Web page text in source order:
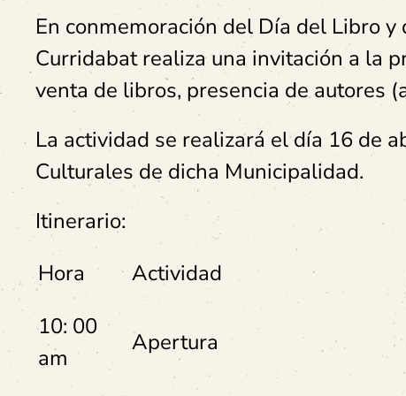
En conmemoración del Día del Libro
Curridabat realiza una invitación a la
venta de libros, presencia de autores
La actividad se realizará el día 16 de
Culturales de dicha Municipalidad.
Itinerario:
Hora
Actividad
10: 00
am
Apertura